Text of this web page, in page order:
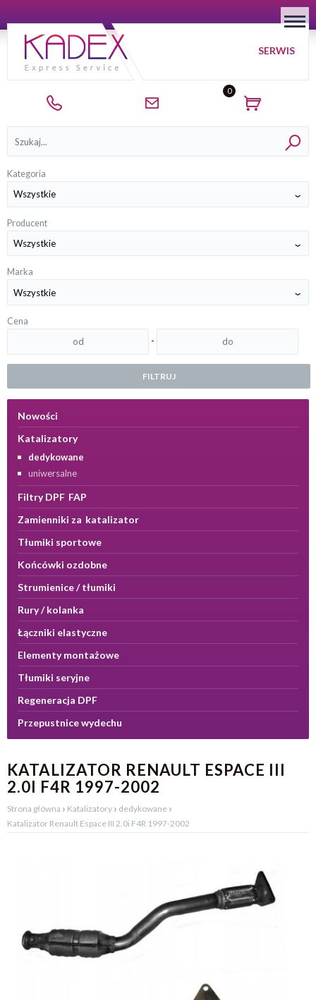
0
SERWIS
Kategoria
Producent
Marka
Cena
-
FILTRUJ
Kategorie
Nowości
Katalizatory
dedykowane
uniwersalne
Filtry DPF FAP
Zamienniki za katalizator
Tłumiki sportowe
Końcówki ozdobne
Strumienice / tłumiki
Rury / kolanka
Łączniki elastyczne
Elementy montażowe
Tłumiki seryjne
Regeneracja DPF
Przepustnice wydechu
KATALIZATOR RENAULT ESPACE III
2.0I F4R 1997-2002
Strona główna › Katalizatory › dedykowane ›
Katalizator Renault Espace III 2.0i F4R 1997-2002